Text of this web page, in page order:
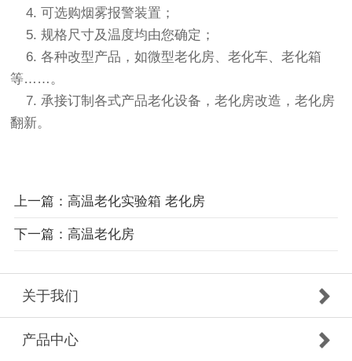
4. 可选购烟雾报警装置；
5. 规格尺寸及温度均由您确定；
6. 各种改型产品，如微型老化房、老化车、老化箱
等……。
7. 承接订制各式产品老化设备，老化房改造，老化房
翻新。
上一篇：高温老化实验箱 老化房
下一篇：高温老化房
关于我们
产品中心